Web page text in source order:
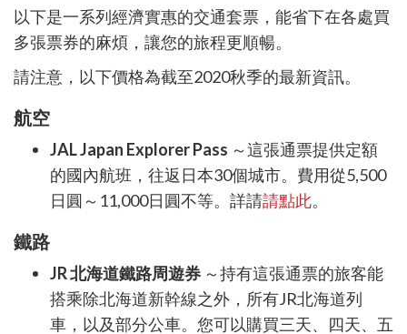
以下是一系列經濟實惠的交通套票，能省下在各處買
多張票券的麻煩，讓您的旅程更順暢。
請注意，以下價格為截至2020秋季的最新資訊。
航空
JAL Japan Explorer Pass ～這張通票提供定額
的國內航班，往返日本30個城市。費用從5,500
日圓～ 11,000日圓不等。詳請請點此。
鐵路
JR北海道鐵路周遊券 ～持有這張通票的旅客能
搭乘除北海道新幹線之外，所有JR北海道列
車，以及部分公車。您可以購買三天、四天、五